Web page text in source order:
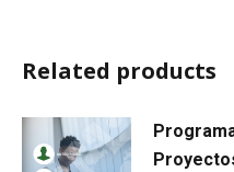
Related products